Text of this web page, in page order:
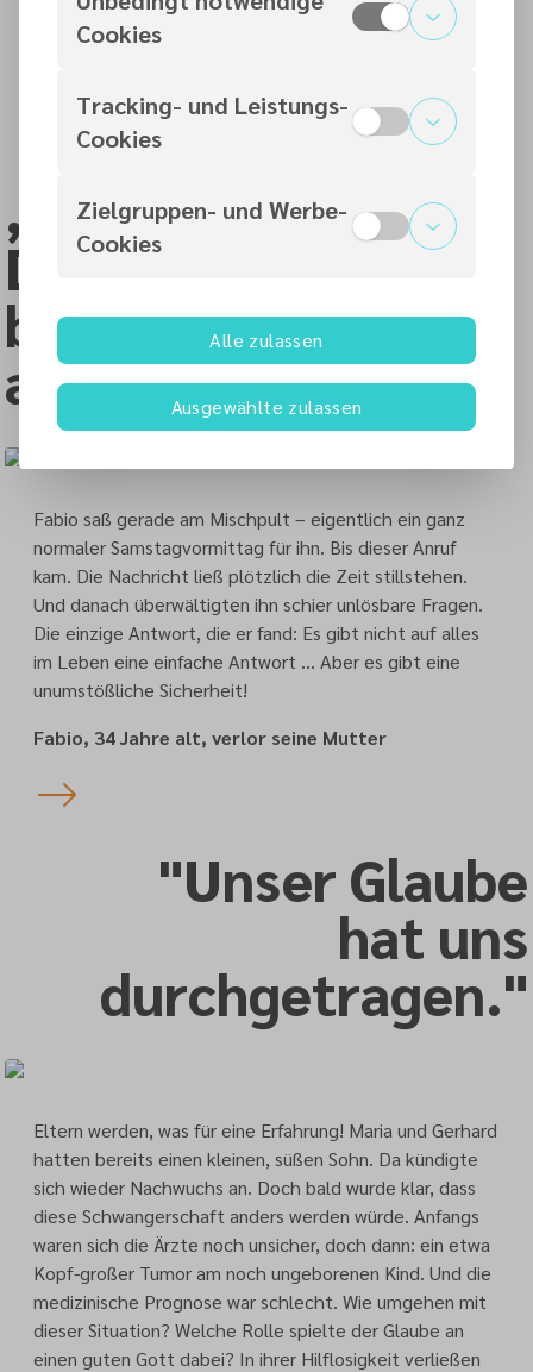
sie an, egal wie viel sie leistet.
„Gott hat die
Dinge viel
besser im Griff
als ich.“
Fabio saß gerade am Mischpult – eigentlich ein ganz
normaler Samstagvormittag für ihn. Bis dieser Anruf
kam. Die Nachricht ließ plötzlich die Zeit stillstehen.
Und danach überwältigten ihn schier unlösbare Fragen.
Die einzige Antwort, die er fand: Es gibt nicht auf alles
im Leben eine einfache Antwort … Aber es gibt eine
unumstößliche Sicherheit!
Fabio, 34 Jahre alt, verlor seine Mutter
"Unser Glaube
hat uns
durchgetragen."
Eltern werden, was für eine Erfahrung! Maria und Gerhard
hatten bereits einen kleinen, süßen Sohn. Da kündigte
sich wieder Nachwuchs an. Doch bald wurde klar, dass
diese Schwangerschaft anders werden würde. Anfangs
waren sich die Ärzte noch unsicher, doch dann: ein etwa
Kopf-großer Tumor am noch ungeborenen Kind. Und die
medizinische Prognose war schlecht. Wie umgehen mit
dieser Situation? Welche Rolle spielte der Glaube an
einen guten Gott dabei? In ihrer Hilflosigkeit verließen
Cookies
Tracking- und Leistungs-
Cookies
Zielgruppen- und Werbe-
Cookies
Alle zulassen
Ausgewählte zulassen